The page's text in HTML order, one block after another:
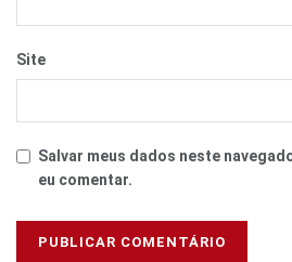
Site
Salvar meus dados neste
eu comentar.